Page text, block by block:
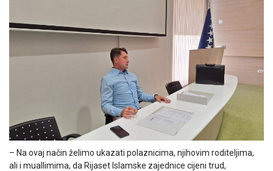
– Na ovaj način želimo ukazati polaznicima, njihovim roditeljima,
ali i muallimima, da Rijaset Islamske zajednice cijeni trud,